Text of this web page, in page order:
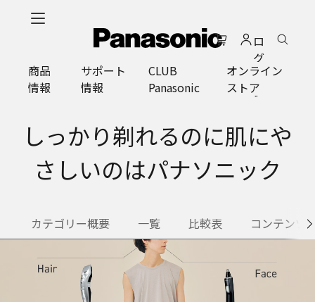
ロ
グ
イ
ン
商品
情報
サポート
情報
CLUB
Panasonic
オンライン
ストア
しっかり剃れるのに肌にや
さしいのはパナソニック
カテゴリー概要 一覧 比較表 コンテンツ